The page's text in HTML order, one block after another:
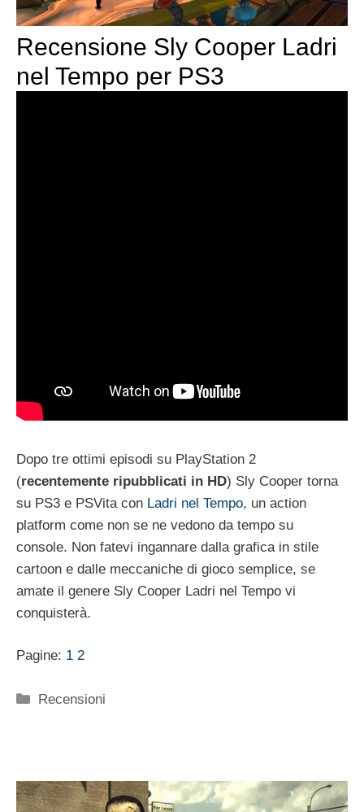
Recensione Sly Cooper Ladri
nel Tempo per PS3
Dopo tre ottimi episodi su PlayStation 2
(recentemente ripubblicati in HD) Sly Cooper torna
su PS3 e PSVita con Ladri nel Tempo, un action
platform come non se ne vedono da tempo su
console. Non fatevi ingannare dalla grafica in stile
cartoon e dalle meccaniche di gioco semplice, se
amate il genere Sly Cooper Ladri nel Tempo vi
conquisterà.
Pagine: 1 2
Categorie
Recensioni